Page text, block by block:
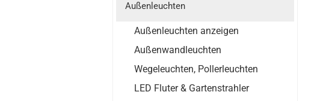
Außenleuchten
Außenleuchten anzeigen
Außenwandleuchten
Wegeleuchten, Pollerleuchten
LED Fluter & Gartenstrahler